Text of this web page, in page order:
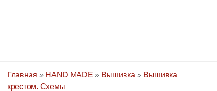
Главная » HAND MADE » Вышивка » Вышивка
крестом. Схемы